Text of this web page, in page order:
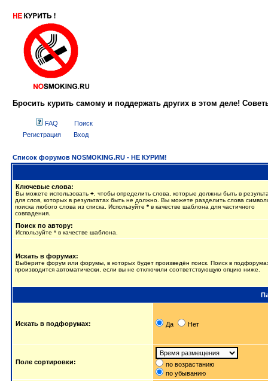
Бросить курить самому и поддержать других в этом деле!
FAQ
Поиск
Регистрация
Вход
Список форумов NOSMOKING.RU - НЕ КУРИМ!
Ключевые слова:
Вы можете использовать + , чтобы определить слова, которые должны быть в
для слов, которых в результатах быть не должно. Вы можете разделить слова
поиска любого слова из списка. Используйте * в качестве шаблона для частичного
совпадения.
Поиск по автору:
Используйте * в качестве шаблона.
Искать в форумах:
Выберите форум или форумы, в которых будет произведён поиск. Поиск в
производится автоматически, если вы не отключили соответствующую опцию ниже.
Искать в подфорумах: Да Нет
Поле сортировки:
по возрастанию
по убыванию